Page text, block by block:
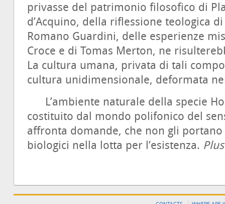
privasse del patrimonio filosofico di
d’Acquino, della riflessione teologica
Romano Guardini, delle esperienze
Croce e di Tomas Merton, ne
La cultura umana, privata di tali
cultura unidimensionale, deformata
L’ambiente naturale della specie
costituito dal mondo polifonico del
affronta domande, che non gli
biologici nella lotta per l’esistenza.